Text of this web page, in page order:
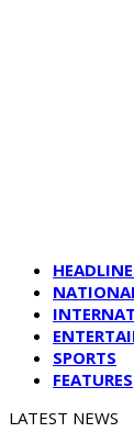
SPORTS
FEATURES
LATEST NEWS